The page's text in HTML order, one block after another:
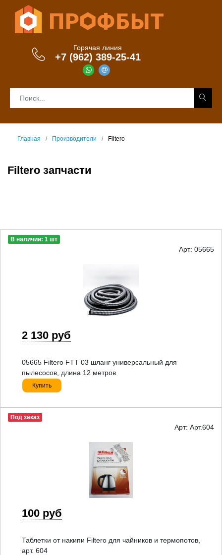
Горячая линия
+7 (962) 389-25-41
Главная Производители Filtero
Filtero запчасти
В наличии: 1 шт
Арт: 05665
2 130 руб
05665 Filtero FTT 03 шланг универсальный для
пылесосов, длина 12 метров
Купить
Под заказ
Арт: Арт.604
100 руб
Таблетки от накипи Filtero для чайников и термопотов,
арт. 604